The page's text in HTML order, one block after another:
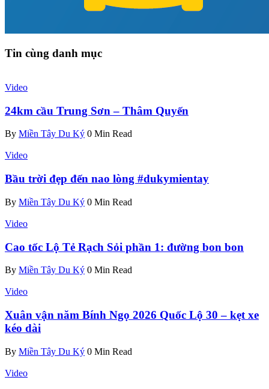
Tin cùng danh mục
Video
24km cầu Trung Sơn – Thâm Quyến
By Miền Tây Du Ký 0 Min Read
Video
Bầu trời đẹp đến nao lòng #dukymientay
By Miền Tây Du Ký 0 Min Read
Video
Cao tốc Lộ Tẻ Rạch Sỏi phần 1: đường bon bon
By Miền Tây Du Ký 0 Min Read
Video
Xuân vận năm Bính Ngọ 2026 Quốc Lộ 30 – kẹt xe
kéo dài
By Miền Tây Du Ký 0 Min Read
Video